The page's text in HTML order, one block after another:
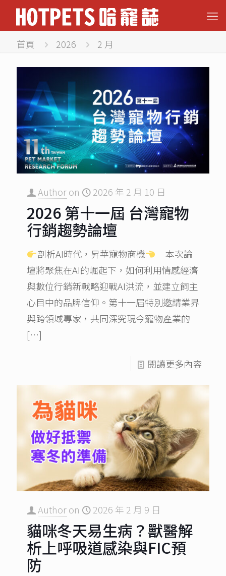
首頁 2026 2 月
Authoron 2026 年 2 月 10 日
2026 第十一屆 台灣寵物
行銷趨勢論壇​
剖析AI時代，昇華寵物商機
本次論
壇將聚焦在AI的崛起下，如何利用情感經濟
與數位行銷新戰略迎戰AI洪流，並建立飼主
心目中的品牌信仰。第十一屆特別邀請業界
與跨領域專家，共同深究現今寵物產業的
[…]
閱讀更多內容
Authoron 2026 年 2 月 9 日
貓咪冬天易生病？獸醫解
析上呼吸道感染與FIC預
防